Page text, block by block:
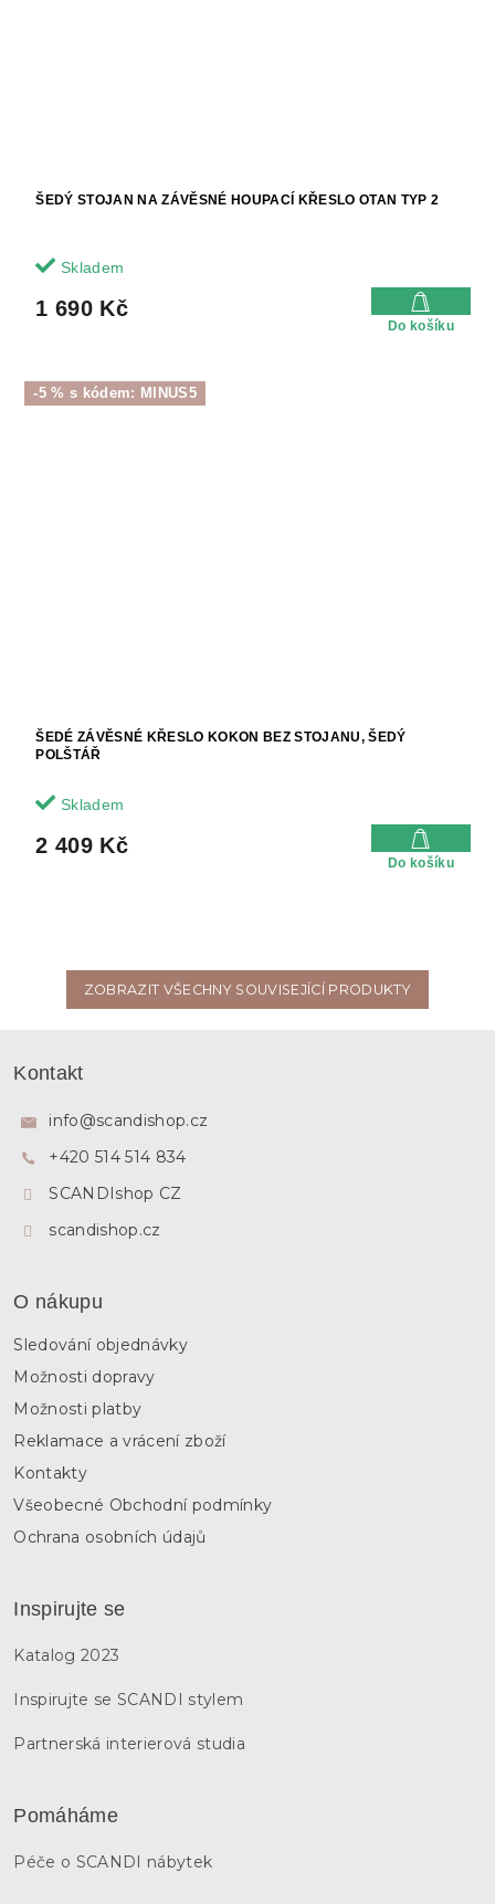
ŠEDÝ STOJAN NA ZÁVĚSNÉ HOUPACÍ KŘESLO OTAN TYP 2
Skladem
1 690 Kč
Do košíku
-5 % s kódem: MINUS5
ŠEDÉ ZÁVĚSNÉ KŘESLO KOKON BEZ STOJANU, ŠEDÝ
POLŠTÁŘ
Skladem
2 409 Kč
Do košíku
ZOBRAZIT VŠECHNY SOUVISEJÍCÍ PRODUKTY
Kontakt
info@scandishop.cz
+420 514 514 834
SCANDIshop CZ
scandishop.cz
O nákupu
Sledování objednávky
Možnosti dopravy
Možnosti platby
Reklamace a vrácení zboží
Kontakty
Všeobecné Obchodní podmínky
Ochrana osobních údajů
Inspirujte se
Katalog 2023
Inspirujte se SCANDI stylem
Partnerská interierová studia
Pomáháme
Péče o SCANDI nábytek